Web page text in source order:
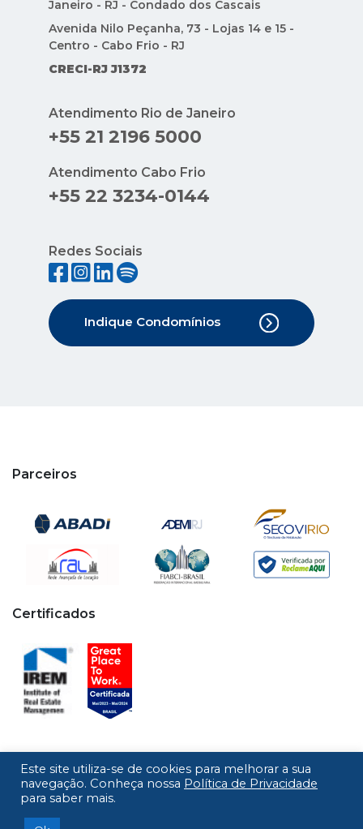
Janeiro - RJ - Condado dos Cascais
Avenida Nilo Peçanha, 73 - Lojas 14 e 15 -
Centro - Cabo Frio - RJ
CRECI-RJ J1372
Atendimento Rio de Janeiro
+55 21 2196 5000
Atendimento Cabo Frio
+55 22 3234-0144
Redes Sociais
Indique Condomínios
Parceiros
Certificados
Copyright © 2020 - 2026 Cipa. Todos os direitos
reservados.
Este site utiliza-se de cookies para melhorar a sua
navegação. Conheça nossa Política de Privacidade
para saber mais.